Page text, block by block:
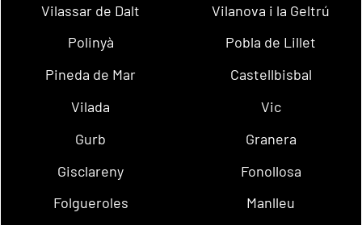
Vilassar de Dalt
Vilanova i la Geltrú
Polinyà
Pobla de Lillet
Pineda de Mar
Castellbisbal
Vilada
Vic
Gurb
Granera
Gisclareny
Fonollosa
Folgueroles
Manlleu